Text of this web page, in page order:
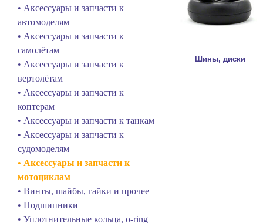
• Аксессуары и запчасти к
автомоделям
• Аксессуары и запчасти к
самолётам
• Аксессуары и запчасти к
вертолётам
• Аксессуары и запчасти к
коптерам
• Аксессуары и запчасти к танкам
• Аксессуары и запчасти к
судомоделям
• Аксессуары и запчасти к
мотоциклам
• Винты, шайбы, гайки и прочее
• Подшипники
• Уплотнительные кольца, o-ring
Шины, диски